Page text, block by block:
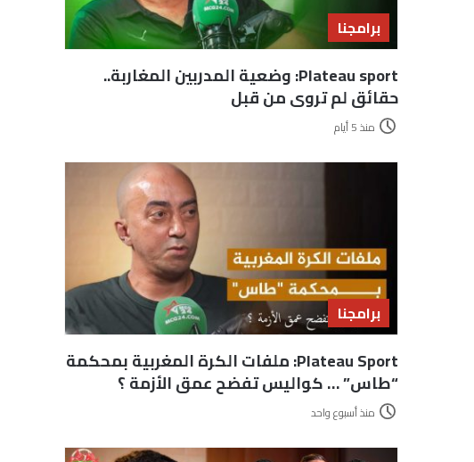
برامجنا
Plateau sport: وضعية المدربين المغاربة..
حقائق لم تروى من قبل
منذ 5 أيام
برامجنا
Plateau Sport: ملفات الكرة المغربية بمحكمة
“طاس” … كواليس تفضح عمق الأزمة ؟
منذ أسبوع واحد